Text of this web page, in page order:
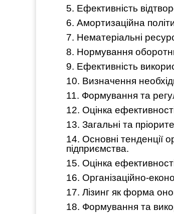
5. Ефективність
6. Амортизаційна
7. Нематеріальні
8. Нормування
9. Ефективність
10. Визначення
11. Формування та
12. Оцінка
13. Загальні та
14. Основні тенденції
підприємства.
15. Оцінка
16. Організаційно-
17. Лізинг як форма
18. Формування та